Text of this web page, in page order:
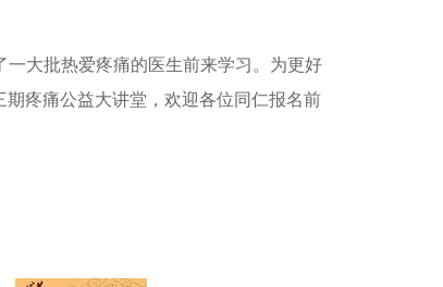
大批热爱疼痛的医生前来学习。为更好
期疼痛公益大讲堂，欢迎各位同仁报名前